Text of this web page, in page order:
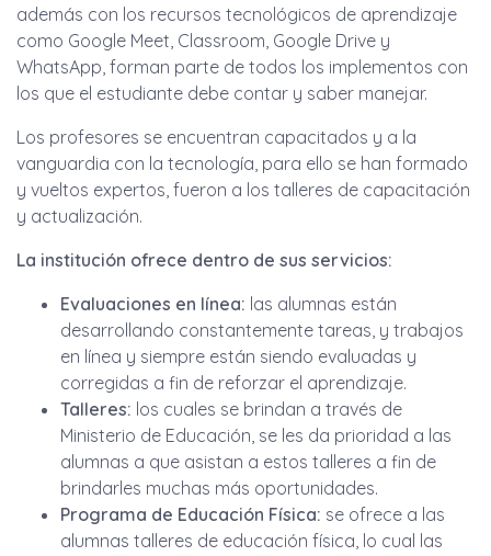
además con los recursos tecnológicos de aprendizaje
como Google Meet, Classroom, Google Drive y
WhatsApp, forman parte de todos los implementos con
los que el estudiante debe contar y saber manejar.
Los profesores se encuentran capacitados y a la
vanguardia con la tecnología, para ello se han formado
y vueltos expertos, fueron a los talleres de capacitación
y actualización.
La institución ofrece dentro de sus servicios:
Evaluaciones en línea: las alumnas están
desarrollando constantemente tareas, y trabajos
en línea y siempre están siendo evaluadas y
corregidas a fin de reforzar el aprendizaje.
Talleres: los cuales se brindan a través de
Ministerio de Educación, se les da prioridad a las
alumnas a que asistan a estos talleres a fin de
brindarles muchas más oportunidades.
Programa de Educación Física: se ofrece a las
alumnas talleres de educación física, lo cual las